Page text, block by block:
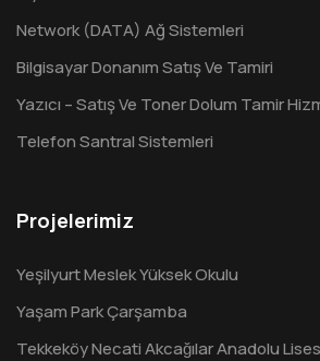
Network (DATA) Ağ Sistemleri
Bilgisayar Donanım Satış Ve Tamiri
Yazıcı – Satış Ve Toner Dolum Tamir
Telefon Santral Sistemleri
Projelerimiz
Yeşilyurt Meslek Yüksek Okulu
Yaşam Park Çarşamba
Tekkeköy Necati Akcağılar Anadolu